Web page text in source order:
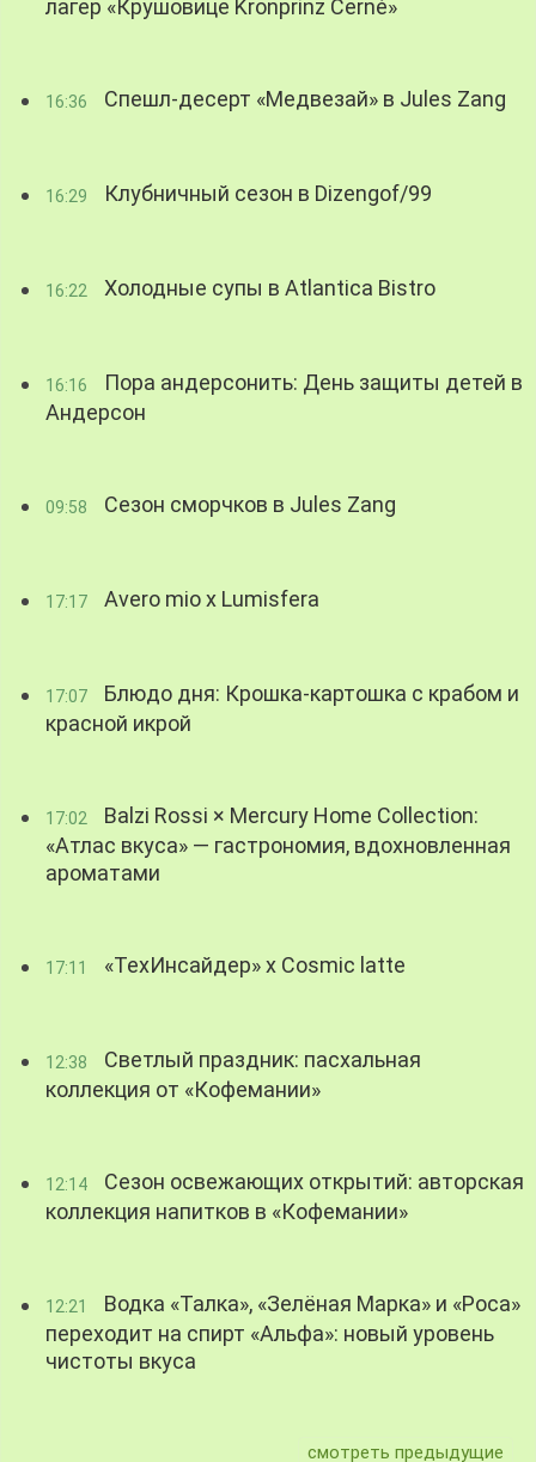
лагер «Крушовице Kronprinz Černé»
16:36 Спешл-десерт «Медвезай» в Jules Zang
16:29 Клубничный сезон в Dizengof/99
16:22 Холодные супы в Atlantica Bistro
16:16
Пора андерсонить: День защиты детей в
Андерсон
09:58 Сезон сморчков в Jules Zang
17:17 Avero mio x Lumisfera
17:07
Блюдо дня: Крошка-картошка с крабом и
красной икрой
17:02
Balzi Rossi × Mercury Home Collection:
«Атлас вкуса» — гастрономия, вдохновленная
ароматами
17:11 «ТехИнсайдер» х Cosmic latte
12:38
Светлый праздник: пасхальная
коллекция от «Кофемании»
12:14
Сезон освежающих открытий: авторская
коллекция напитков в «Кофемании»
12:21
Водка «Талка», «Зелёная Марка» и «Роса»
переходит на спирт «Альфа»: новый уровень
чистоты вкуса
смотреть предыдущие